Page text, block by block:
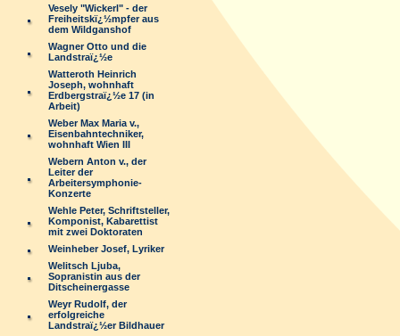
Vesely "Wickerl" - der
Freiheitskï¿½mpfer aus
dem Wildganshof
Wagner Otto und die
Landstraï¿½e
Watteroth Heinrich
Joseph, wohnhaft
Erdbergstraï¿½e 17 (in
Arbeit)
Weber Max Maria v.,
Eisenbahntechniker,
wohnhaft Wien III
Webern Anton v., der
Leiter der
Arbeitersymphonie-
Konzerte
Wehle Peter, Schriftsteller,
Komponist, Kabarettist
mit zwei Doktoraten
Weinheber Josef, Lyriker
Welitsch Ljuba,
Sopranistin aus der
Ditscheinergasse
Weyr Rudolf, der
erfolgreiche
Landstraï¿½er Bildhauer